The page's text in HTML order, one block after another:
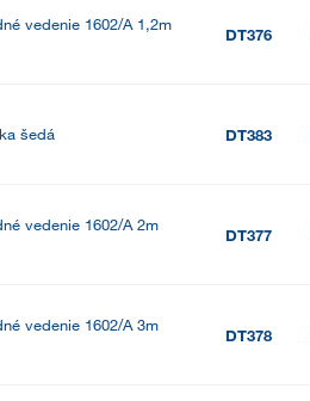
vedenie 1602/A 1,2m
DT376
šedá DT383
vedenie 1602/A 2m
DT377
vedenie 1602/A 3m
DT378